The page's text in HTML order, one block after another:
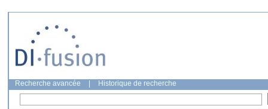
Recherche avancée Historique de recherche